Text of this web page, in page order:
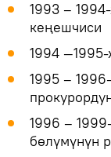
1993 –
кеңешчиси
1994
1995 –
1996 –
бөлүмүнүн